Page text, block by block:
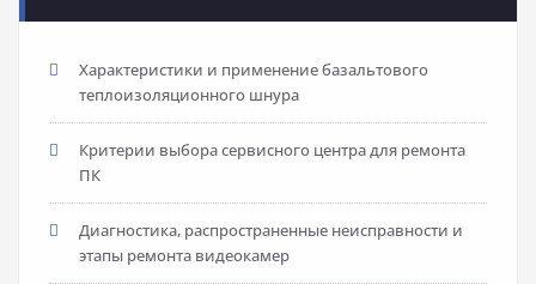
Характеристики и применение базальтового
теплоизоляционного шнура
Критерии выбора сервисного центра для ремонта
ПК
Диагностика, распространенные неисправности и
этапы ремонта видеокамер